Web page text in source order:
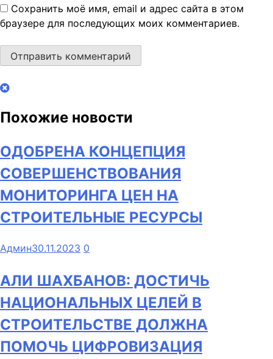
Сохранить моё имя, email и адрес сайта в этом
браузере для последующих моих комментариев.
Похожие новости
ОДОБРЕНА КОНЦЕПЦИЯ
СОВЕРШЕНСТВОВАНИЯ
МОНИТОРИНГА ЦЕН НА
СТРОИТЕЛЬНЫЕ РЕСУРСЫ
Админ30.11.2023 0
АЛИ ШАХБАНОВ: ДОСТИЧЬ
НАЦИОНАЛЬНЫХ ЦЕЛЕЙ В
СТРОИТЕЛЬСТВЕ ДОЛЖНА
ПОМОЧЬ ЦИФРОВИЗАЦИЯ